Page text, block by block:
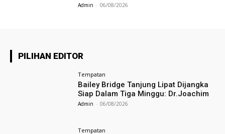
Admin - 06/08/2026
PILIHAN EDITOR
Tempatan
Bailey Bridge Tanjung Lipat Dijangka
Siap Dalam Tiga Minggu: Dr.Joachim
Admin - 06/08/2026
Tempatan